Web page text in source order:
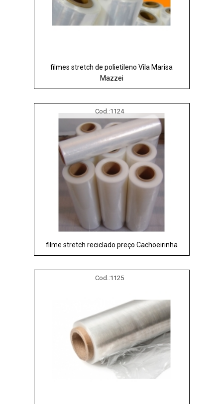
filmes stretch de polietileno Vila Marisa
Mazzei
Cod.:1124
filme stretch reciclado preço Cachoeirinha
Cod.:1125